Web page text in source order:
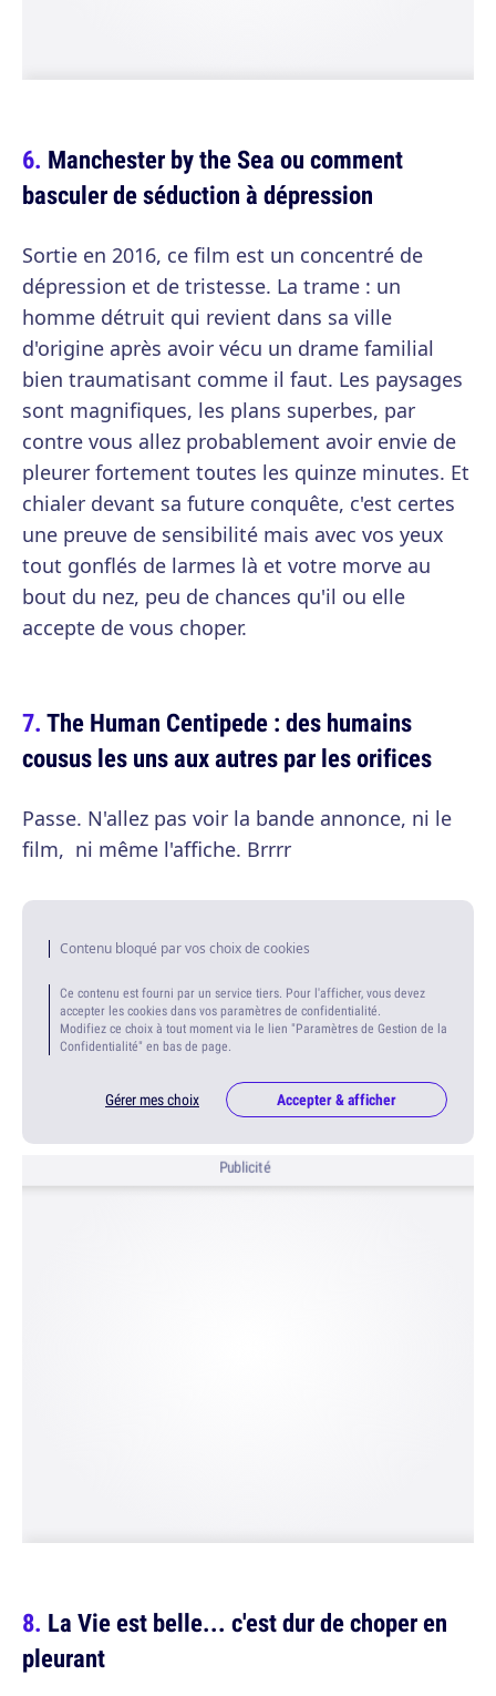
Manchester by the Sea ou comment
basculer de séduction à dépression
Sortie en 2016, ce film est un concentré de
dépression et de tristesse. La trame : un
homme détruit qui revient dans sa ville
d'origine après avoir vécu un drame familial
bien traumatisant comme il faut. Les paysages
sont magnifiques, les plans superbes, par
contre vous allez probablement avoir envie de
pleurer fortement toutes les quinze minutes. Et
chialer devant sa future conquête, c'est certes
une preuve de sensibilité mais avec vos yeux
tout gonflés de larmes là et votre morve au
bout du nez, peu de chances qu'il ou elle
accepte de vous choper.
The Human Centipede : des humains
cousus les uns aux autres par les orifices
Passe. N'allez pas voir la bande annonce, ni le
film, ni même l'affiche. Brrrr
Contenu bloqué par vos choix de cookies
Ce contenu est fourni par un service tiers. Pour l'afficher, vous devez
accepter les cookies dans vos paramètres de confidentialité.
Modifiez ce choix à tout moment via le lien "Paramètres de Gestion de la
Confidentialité" en bas de page.
Gérer mes choix Accepter & afficher
Publicité
La Vie est belle... c'est dur de choper en
pleurant